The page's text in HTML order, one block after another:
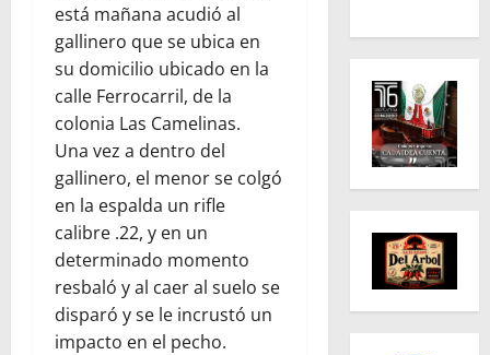
está mañana acudió al
gallinero que se ubica en
su domicilio ubicado en la
calle Ferrocarril, de la
colonia Las Camelinas.
Una vez a dentro del
gallinero, el menor se colgó
en la espalda un rifle
calibre .22, y en un
determinado momento
resbaló y al caer al suelo se
disparó y se le incrustó un
impacto en el pecho.